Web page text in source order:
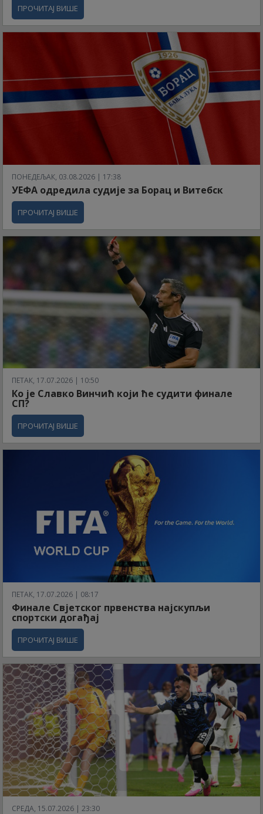
ПРОЧИТАЈ ВИШЕ
ПОНЕДЕЉАК, 03.08.2026 | 17:38
УЕФА одредила судије за Борац и Витебск
ПРОЧИТАЈ ВИШЕ
ПЕТАК, 17.07.2026 | 10:50
Ко је Славко Винчић који ће судити финале
СП?
ПРОЧИТАЈ ВИШЕ
ПЕТАК, 17.07.2026 | 08:17
Финале Свјетског првенства најскупљи
спортски догађај
ПРОЧИТАЈ ВИШЕ
СРЕДА, 15.07.2026 | 23:30